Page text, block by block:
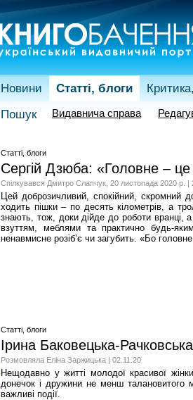
Новини Статті, блоги
Пошук
Видавнича справа
Статті, блоги
Сергій Дзюба: «Головне –
Спілкувався Дмитро Слапчук, 20 листопада 2020 р. |
Цей доброзичливий, спокійний, скромний
ходить пішки – по десять кілометрів, а
знають, тож, доки дійде до роботи вранці,
взуттям, меблями та практично будь-
ненавмисне розіб’є чи загубить. «Бо
Статті, блоги
Ірина Баковецька-
Розмовляла Еліна Заржицька | 02.11.20
Нещодавно у житті молодої красивої
донечок і дружини не менш талановитого
важливі події.